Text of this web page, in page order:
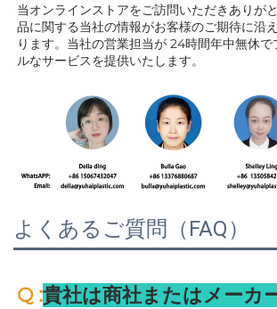
当オンラインストアをご訪問いただきありが
品に関する当社の情報がお客様のご期待に沿
ります。当社の営業担当が 24時間年中無休で
ルなサービスを提供いたします。
よくあるご質問（FAQ）
Q :貴社は商社またはメーカ